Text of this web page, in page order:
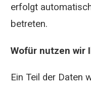
erfolgt
betreten.
Wofür nutzen wir
Ein Teil der Daten